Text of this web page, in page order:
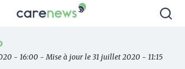
Carenews,
des
- 16:00 - Mise à jour le 31 juillet 2020 - 11:15